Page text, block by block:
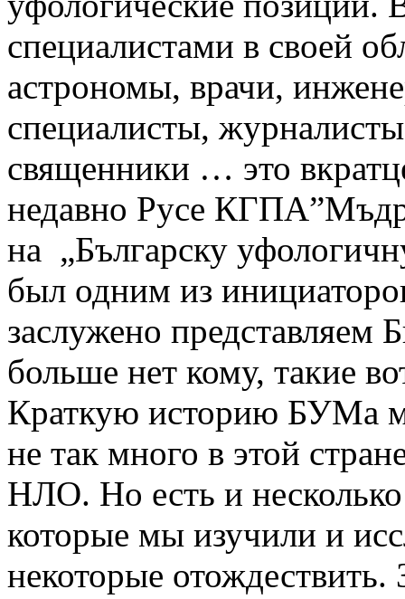
специалистами в своей
астрономы, врачи,
специалисты,
священники … это
недавно Русе
на „Българску
был одним из
заслужено представляем
больше нет кому, такие
Краткую историю БУМа
не так много в этой
НЛО. Но есть и
которые мы изучили и
некоторые